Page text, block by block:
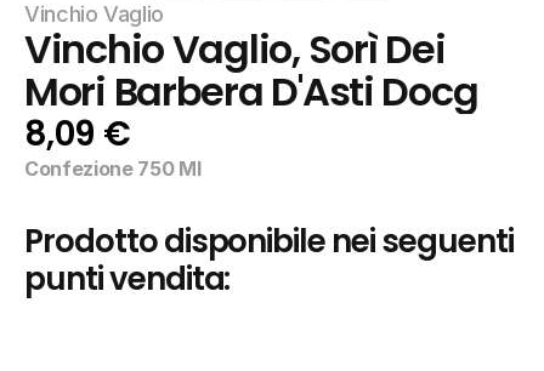
Vinchio Vaglio
Vinchio Vaglio, Sorì Dei
Mori Barbera D'Asti Docg
8,09 €
Confezione 750 Ml
Prodotto disponibile nei seguenti
punti vendita: